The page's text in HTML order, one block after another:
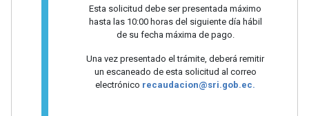
Esta solicitud debe ser presentada máximo
hasta las 10:00 horas del siguiente día hábil
de su fecha máxima de pago.
Una vez presentado el trámite, deberá remitir
un escaneado de esta solicitud al correo
electrónico recaudacion@sri.gob.ec.